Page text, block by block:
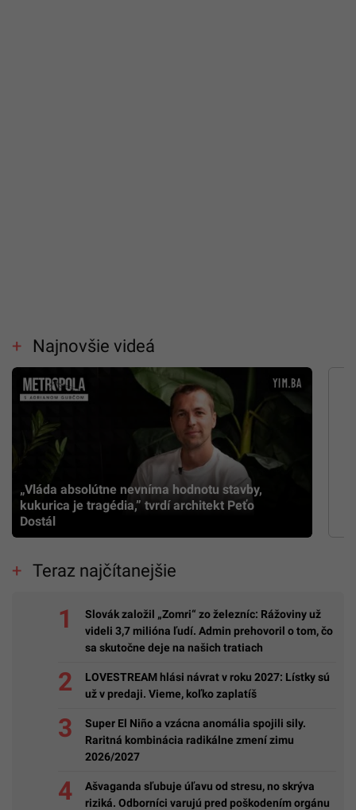
Najnovšie videá
„Vláda absolútne nevníma hodnotu stavby,
kukurica je tragédia,” tvrdí architekt Peťo
Dostál
Teraz najčítanejšie
Slovák založil „Zomri“ zo železníc: Rážoviny už
videli 3,7 milióna ľudí. Admin prehovoril o tom, čo
sa skutočne deje na našich tratiach
LOVESTREAM hlási návrat v roku 2027: Lístky sú
už v predaji. Vieme, koľko zaplatíš
Super El Niño a vzácna anomália spojili sily.
Raritná kombinácia radikálne zmení zimu
2026/2027
Ašvaganda sľubuje úľavu od stresu, no skrýva
riziká. Odborníci varujú pred poškodením orgánu